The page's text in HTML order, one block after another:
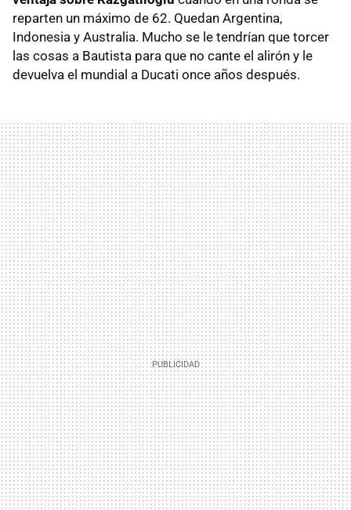
reparten un máximo de 62. Quedan Argentina,
Indonesia y Australia. Mucho se le tendrían que torcer
las cosas a Bautista para que no cante el alirón y le
devuelva el mundial a Ducati once años después.